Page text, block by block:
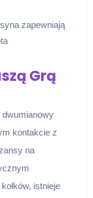
zapewniają
Grą
dwumianowy
kontakcie z
na
istnieje